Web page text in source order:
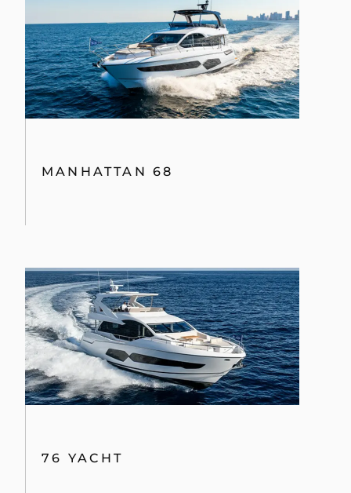
MANHATTAN 68
76 YACHT